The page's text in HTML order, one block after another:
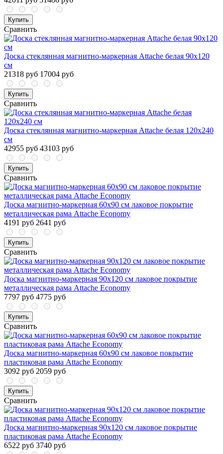
Купить
Сравнить
Доска стеклянная магнитно-маркерная Attache белая 90х120
см
21318 руб 17004 руб
Купить
Сравнить
Доска стеклянная магнитно-маркерная Attache белая 120х240
см
42955 руб 43103 руб
Купить
Сравнить
Доска магнитно-маркерная 60x90 см лаковое покрытие
металлическая рама Attache Economy
4191 руб 2641 руб
Купить
Сравнить
Доска магнитно-маркерная 90x120 см лаковое покрытие
металлическая рама Attache Economy
7797 руб 4775 руб
Купить
Сравнить
Доска магнитно-маркерная 60х90 см лаковое покрытие
пластиковая рама Attache Economy
3092 руб 2059 руб
Купить
Сравнить
Доска магнитно-маркерная 90х120 см лаковое покрытие
пластиковая рама Attache Economy
6522 руб 3740 руб